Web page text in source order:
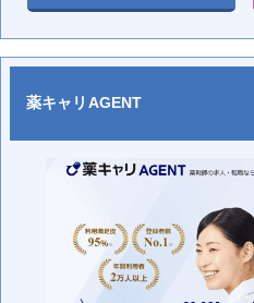
薬キャリAGENT